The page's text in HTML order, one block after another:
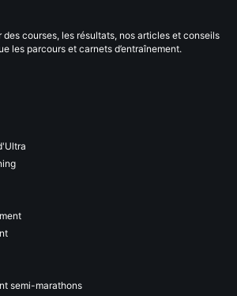
courses, les résultats, nos articles et conseils
les parcours et carnets d’entraînement.
semi-marathons